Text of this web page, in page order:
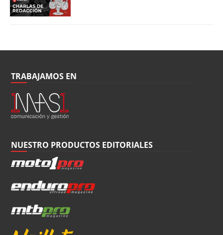
TRABAJAMOS EN
NUESTRO PRODUCTOS EDITORIALES